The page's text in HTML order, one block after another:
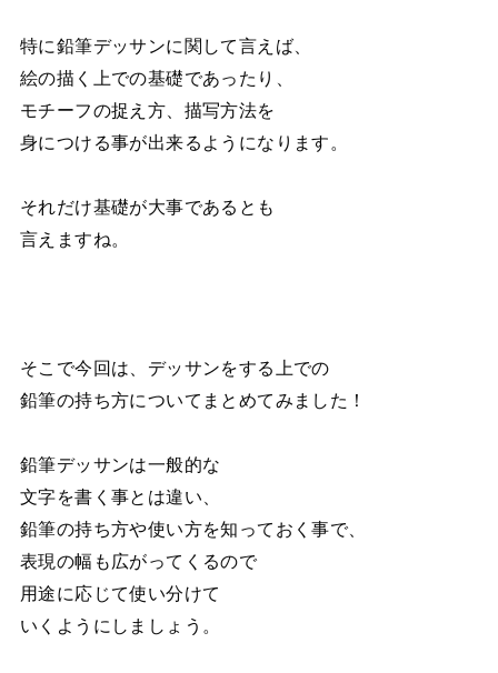
特に鉛筆デッサンに関して言えば、
絵の描く上での基礎であったり、
モチーフの捉え方、描写方法を
身につける事が出来るようになります。
それだけ基礎が大事であるとも
言えますね。
そこで今回は、デッサンをする上での
鉛筆の持ち方についてまとめてみました！
鉛筆デッサンは一般的な
文字を書く事とは違い、
鉛筆の持ち方や使い方を知っておく事で、
表現の幅も広がってくるので
用途に応じて使い分けて
いくようにしましょう。